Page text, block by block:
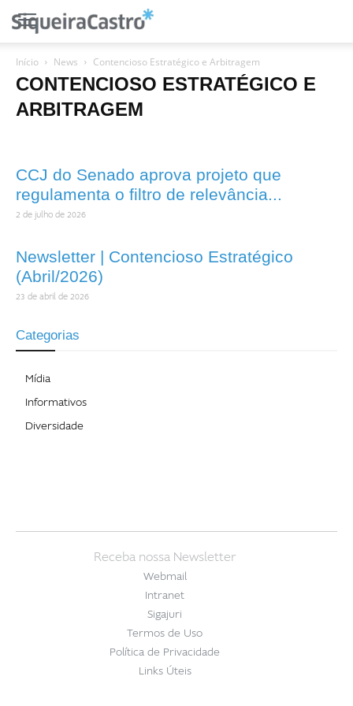
Início News Contencioso Estratégico e Arbitragem
CONTENCIOSO ESTRATÉGICO E
ARBITRAGEM
CCJ do Senado aprova projeto que
regulamenta o filtro de relevância...
2 de julho de 2026
Newsletter | Contencioso Estratégico
(Abril/2026)
23 de abril de 2026
Categorias
Mídia
Informativos
Diversidade
Receba nossa Newsletter
Webmail
Intranet
Sigajuri
Termos de Uso
Política de Privacidade
Links Úteis